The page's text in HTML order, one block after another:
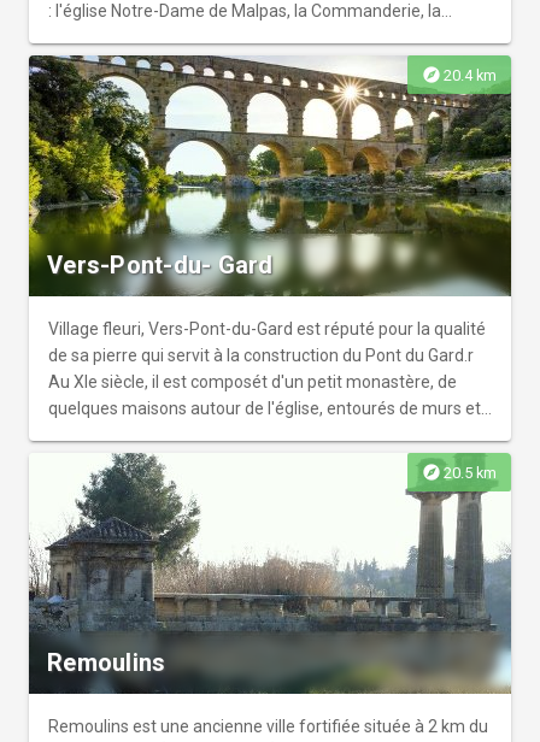
: l'église Notre-Dame de Malpas, la Commanderie, la
explore 20.4 km
Vers-Pont-du- Gard
Village fleuri, Vers-Pont-du-Gard est réputé pour la qualité
de sa pierre qui servit à la construction du Pont du Gard.r
Au XIe siècle, il est composét d'un petit monastère, de
quelques maisons autour de l'église, entourés de murs et
explore 20.5 km
Remoulins
Remoulins est une ancienne ville fortifiée située à 2 km du